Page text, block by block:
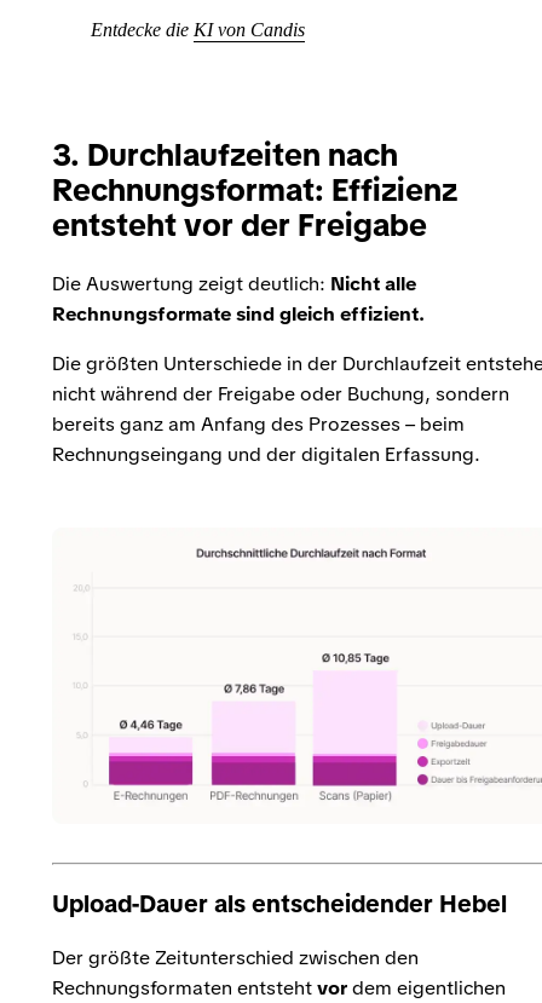
Entdecke die KI von Candis
3. Durchlaufzeiten nach
Rechnungsformat: Effizienz
entsteht vor der Freigabe
Die Auswertung zeigt deutlich: Nicht alle
Rechnungsformate sind gleich effizient.
Die größten Unterschiede in der Durchlaufzeit
nicht während der Freigabe oder Buchung, sondern
bereits ganz am Anfang des Prozesses – beim
Rechnungseingang und der digitalen Erfassung.
Upload-Dauer als entscheidender Hebel
Der größte Zeitunterschied zwischen den
Rechnungsformaten entstehtvordem eigentlichen